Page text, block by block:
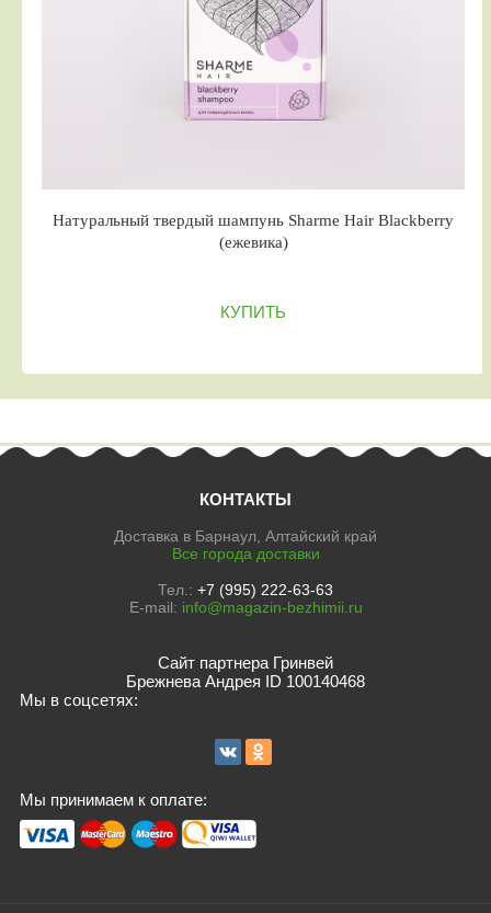
Натуральный твердый шампунь Sharme Hair Blackberry
(ежевика)
КУПИТЬ
КОНТАКТЫ
Доставка в Барнаул, Алтайский край
Все города доставки
Тел.: +7 (995) 222-63-63
E-mail: info@magazin-bezhimii.ru
Сайт партнера Гринвей
Брежнева Андрея ID 100140468
Мы в соцсетях:
Мы принимаем к оплате: